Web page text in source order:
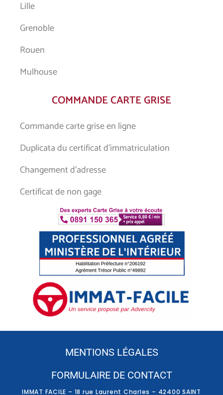
Lille
Grenoble
Rouen
Mulhouse
COMMANDE CARTE GRISE
Commande carte grise en ligne
Duplicata du certificat d’immatriculation
Changement d’adresse
Certificat de non gage
MENTIONS LÉGALES
FORMULAIRE DE CONTACT
IMMAT FACILE – 18 rue Laurent Charles – 42400 SAINT